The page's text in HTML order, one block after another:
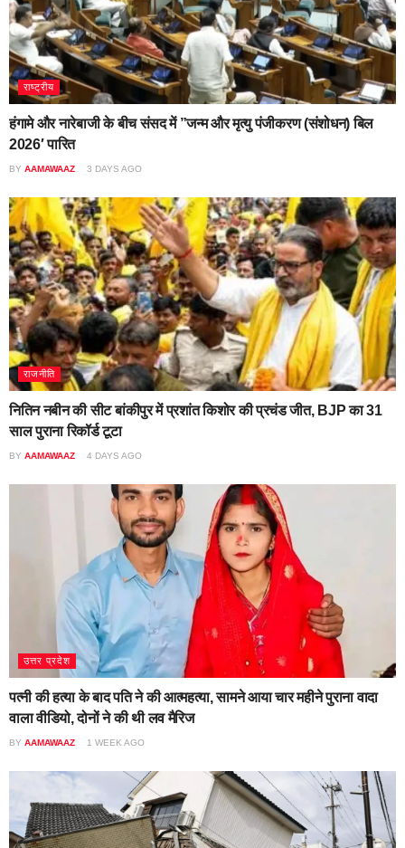
राष्ट्रीय
हंगामे और नारेबाजी के बीच संसद में ”जन्म और मृत्यु पंजीकरण (संशोधन) बिल
2026′ पारित
BY AAMAWAAZ 3 DAYS AGO
राजनीति
नितिन नबीन की सीट बांकीपुर में प्रशांत किशोर की प्रचंड जीत, BJP का 31
साल पुराना रिकॉर्ड टूटा
BY AAMAWAAZ 4 DAYS AGO
उत्तर प्रदेश
पत्नी की हत्या के बाद पति ने की आत्महत्या, सामने आया चार महीने पुराना वादा
वाला वीडियो, दोनों ने की थी लव मैरिज
BY AAMAWAAZ 1 WEEK AGO